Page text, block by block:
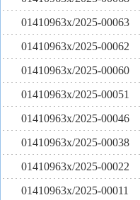
01410963x/2025-00063
01410963x/2025-00062
01410963x/2025-00060
01410963x/2025-00051
01410963x/2025-00046
01410963x/2025-00038
01410963x/2025-00022
01410963x/2025-00011